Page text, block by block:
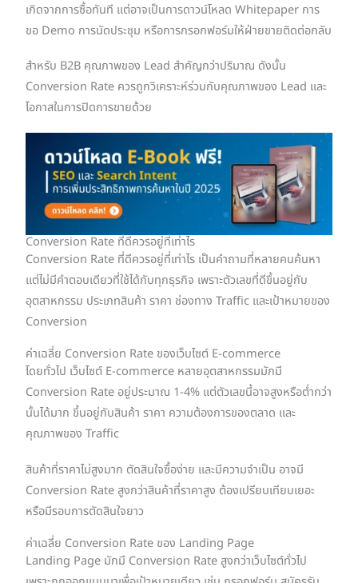
เกิดจากการซื้อทันที แต่อาจเป็นการดาวน์โหลด Whitepaper การ
ขอ Demo การนัดประชุม หรือการกรอกฟอร์มให้ฝ่ายขายติดต่อกลับ
สำหรับ B2B คุณภาพของ Lead สำคัญกว่าปริมาณ ดังนั้น
Conversion Rate ควรถูกวิเคราะห์ร่วมกับคุณภาพของ Lead และ
โอกาสในการปิดการขายด้วย
Conversion Rate ที่ดีควรอยู่ที่เท่าไร
Conversion Rate ที่ดีควรอยู่ที่เท่าไร เป็นคำถามที่หลายคนค้นหา
แต่ไม่มีคำตอบเดียวที่ใช้ได้กับทุกธุรกิจ เพราะตัวเลขที่ดีขึ้นอยู่กับ
อุตสาหกรรม ประเภทสินค้า ราคา ช่องทาง Traffic และเป้าหมายของ
Conversion
ค่าเฉลี่ย Conversion Rate ของเว็บไซต์ E-commerce
โดยทั่วไป เว็บไซต์ E-commerce หลายอุตสาหกรรมมักมี
Conversion Rate อยู่ประมาณ 1-4% แต่ตัวเลขนี้อาจสูงหรือต่ำกว่า
นั้นได้มาก ขึ้นอยู่กับสินค้า ราคา ความต้องการของตลาด และ
คุณภาพของ Traffic
สินค้าที่ราคาไม่สูงมาก ตัดสินใจซื้อง่าย และมีความจำเป็น อาจมี
Conversion Rate สูงกว่าสินค้าที่ราคาสูง ต้องเปรียบเทียบเยอะ
หรือมีรอบการตัดสินใจยาว
ค่าเฉลี่ย Conversion Rate ของ Landing Page
Landing Page มักมี Conversion Rate สูงกว่าเว็บไซต์ทั่วไป